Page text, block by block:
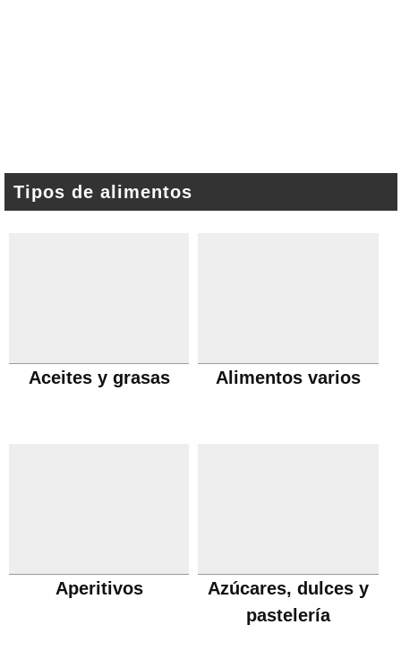
Tipos de alimentos
Aceites y grasas Alimentos varios
Aperitivos
Azúcares, dulces y
pastelería